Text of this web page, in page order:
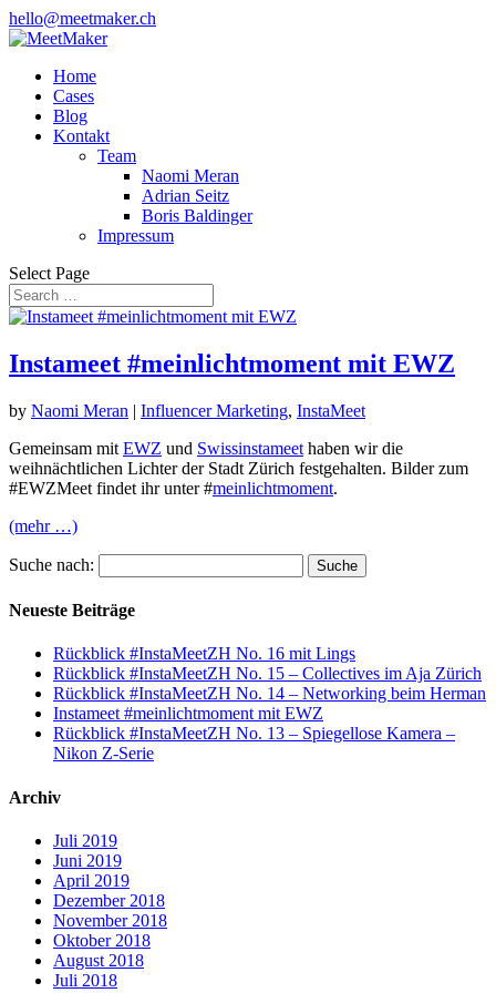
hello@meetmaker.ch
Home
Cases
Blog
Kontakt
Team
Naomi Meran
Adrian Seitz
Boris Baldinger
Impressum
Select Page
Instameet #meinlichtmoment mit EWZ
by Naomi Meran | Influencer Marketing, InstaMeet
Gemeinsam mit EWZ und Swissinstameet haben wir die
weihnächtlichen Lichter der Stadt Zürich festgehalten. Bilder zum
#EWZMeet findet ihr unter #meinlichtmoment.
(mehr …)
Suche nach:
Neueste Beiträge
Rückblick #InstaMeetZH No. 16 mit Lings
Rückblick #InstaMeetZH No. 15 – Collectives im Aja Zürich
Rückblick #InstaMeetZH No. 14 – Networking beim Herman
Instameet #meinlichtmoment mit EWZ
Rückblick #InstaMeetZH No. 13 – Spiegellose Kamera –
Nikon Z-Serie
Archiv
Juli 2019
Juni 2019
April 2019
Dezember 2018
November 2018
Oktober 2018
August 2018
Juli 2018